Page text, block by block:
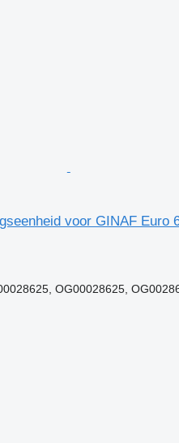
voor GINAF Euro
OG00028625,